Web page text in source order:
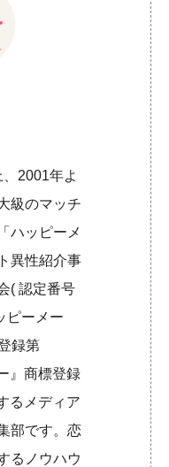
2001年よ
級のマッチ
ハッピーメ
異性紹介事
( 認定番号
ピーメー
録第
』商標登録
るメディア
部です。恋
るノウハウ